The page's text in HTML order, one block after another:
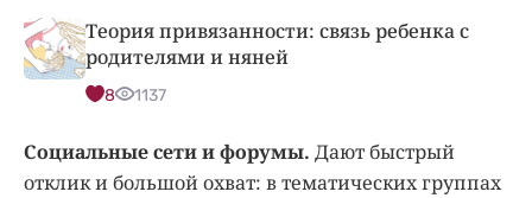
Теория привязанности: связь ребенка с
родителями и няней
8 1137
Социальные сети и форумы. Дают быстрый
отклик и большой охват: в тематических группах